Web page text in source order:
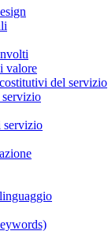
valore
del servizio
servizio